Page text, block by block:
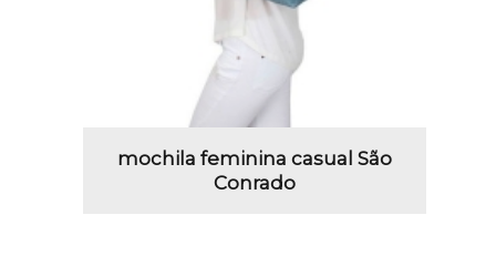
mochila feminina casual São
Conrado